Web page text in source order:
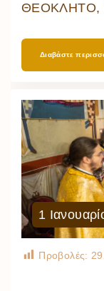
ΘΕΟΚΛΗΤΟ,
Διαβάστε
1
Προβολές: